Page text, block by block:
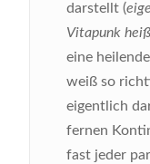
darstellt (
Vitapunk
eine
weiß so
eigentlich
fernen
fast jeder